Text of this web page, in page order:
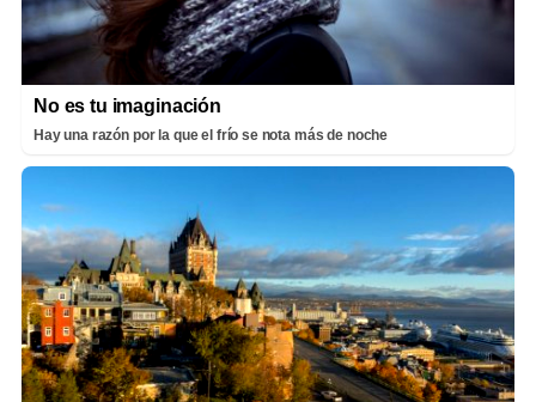
No es tu imaginación
Hay una razón por la que el frío se nota más de noche